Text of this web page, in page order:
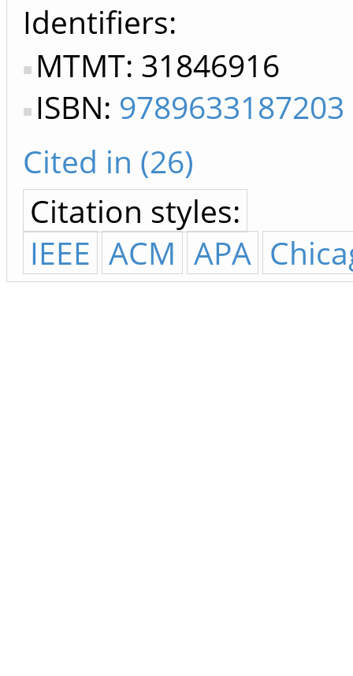
Identifiers
MTMT: 31846916
ISBN: 9789633187203
Cited in (26)
Citation styles:
IEEE ACM APA